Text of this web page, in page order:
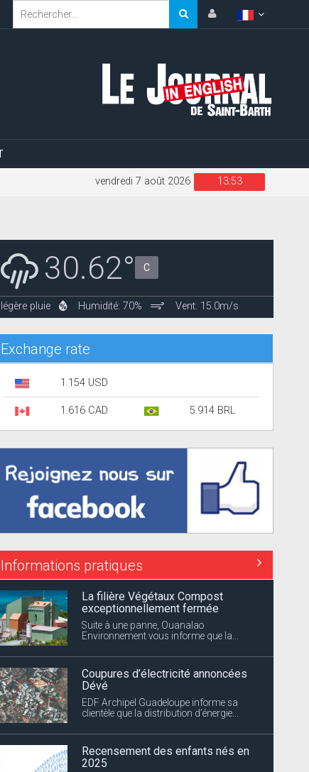
13:53
vendredi 7 août 2026
30.62° C
légère pluie Humidité: 70% Vent: 15.0m/s
Exchange rate
1.154 USD
1.616 CAD 5.914 BRL
Informations pratiques
Coupures d’électricité annoncées
Dévé
EDF Archipel Guadeloupe informe sa
clientèle que la distribution d’énergie...
Recensement des enfants nés en
2025
La Collectivité informe les parents que le
recensement des enfants nés en 2025 se...
Inscription au Groupe Scolaire de
Gustavia